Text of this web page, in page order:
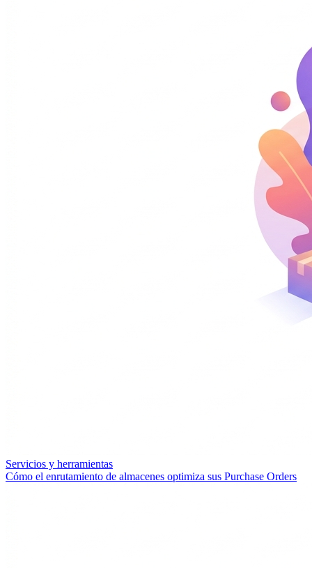
Servicios y herramientas
Cómo el enrutamiento de almacenes optimiza sus Purchase Orders